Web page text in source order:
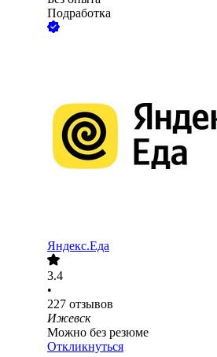
Подработка
Яндекс.Еда
3.4
•
227 отзывов
Ижевск
Можно без резюме
Откликнуться